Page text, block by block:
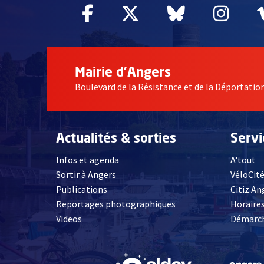
Facebook
, Ouvre une nouvelle
Twitter
, Ouvre une
Bluesky
, Ouvre
,
Mairie d'Angers
Boulevard de la Résistance et de la Déportation
Actualités & sorties
Infos et agenda
Sortir à Angers
Publications
Reportages photographiques
Videos, Ouvre une nouvelle fenêtre
A'tout
VéloCité
Citiz
, Ouvre une